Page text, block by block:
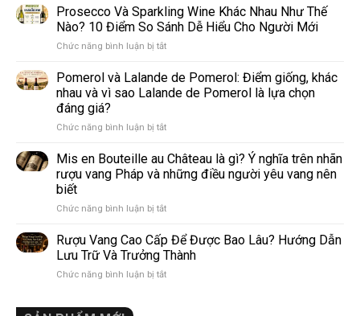
giống
nho
trắng
làm
vang
phổ
thế
Prosecco Và Sparkling Wine Khác Nhau Như Thế
Nào? 10 Điểm So Sánh Dễ Hiểu Cho Người Mới
Chức năng bình luận bị tắtở
Sparkling
Wine
Nhau
Thế
Nào?
10
So
Dễ
Hiểu
Người
Pomerol và Lalande de Pomerol: Điểm giống, khác
nhau và vì sao Lalande de Pomerol là lựa chọn
đáng giá?
Chức năng bình luận bị tắtở
và
Lalande
de
Điểm
khác
nhau
và
vì
Mis en Bouteille au Château là gì? Ý nghĩa trên nhãn
rượu vang Pháp và những điều người yêu vang nên
biết
Chức năng bình luận bị tắtở
en
Bouteille
au
Château
Rượu Vang Cao Cấp Để Được Bao Lâu? Hướng Dẫn
Lưu Trữ Và Trưởng Thành
Chức năng bình luận bị tắtở